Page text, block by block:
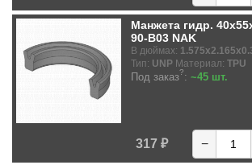
Манжета гидр.
90-B03 NAK
В дюймах:
Тип: UNP Материал: TPU
Под заказ?: ~45 шт.
317 ₽ −